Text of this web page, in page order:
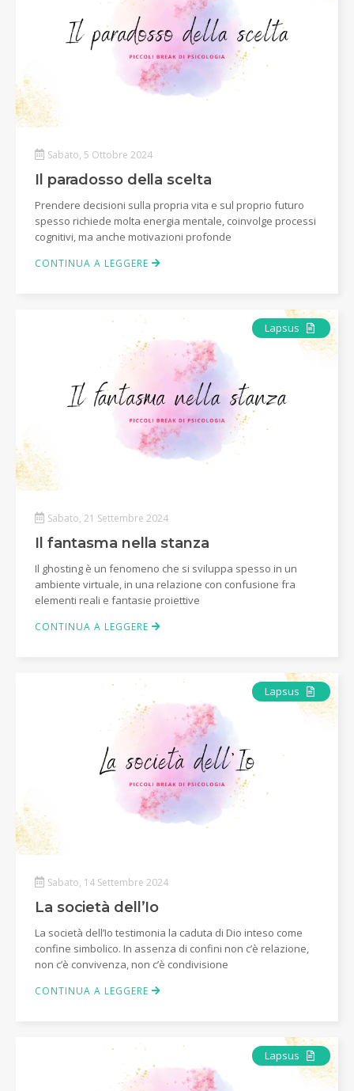
Sabato, 5 Ottobre 2024
Il paradosso della scelta
Prendere decisioni sulla propria vita e sul proprio futuro
spesso richiede molta energia mentale, coinvolge processi
cognitivi, ma anche motivazioni profonde
CONTINUA A LEGGERE
Lapsus Articolo
Sabato, 21 Settembre 2024
Il fantasma nella stanza
Il ghosting è un fenomeno che si sviluppa spesso in un
ambiente virtuale, in una relazione con confusione fra
elementi reali e fantasie proiettive
CONTINUA A LEGGERE
Lapsus Articolo
Sabato, 14 Settembre 2024
La società dell’Io
La società dell’Io testimonia la caduta di Dio inteso come
confine simbolico. In assenza di confini non c’è relazione,
non c’è convivenza, non c’è condivisione
CONTINUA A LEGGERE
Lapsus Articolo